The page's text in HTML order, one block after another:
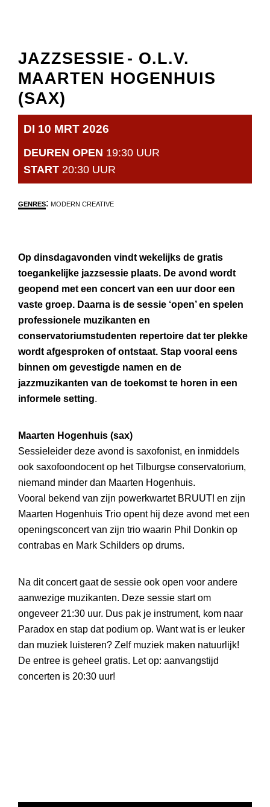
JAZZSESSIE - O.L.V.
MAARTEN HOGENHUIS
(SAX)
DI 10 MRT 2026
DEUREN OPEN 19:30 UUR
START 20:30 UUR
GENRES: MODERN CREATIVE
Op dinsdagavonden vindt wekelijks de gratis
toegankelijke jazzsessie plaats. De avond wordt
geopend met een concert van een uur door een
vaste groep. Daarna is de sessie ‘open’ en spelen
professionele muzikanten en
conservatoriumstudenten repertoire dat ter plekke
wordt afgesproken of ontstaat. Stap vooral eens
binnen om gevestigde namen en de
jazzmuzikanten van de toekomst te horen in een
informele setting.
Maarten Hogenhuis (sax)
Sessieleider deze avond is saxofonist, en inmiddels
ook saxofoondocent op het Tilburgse conservatorium,
niemand minder dan Maarten Hogenhuis.
Vooral bekend van zijn powerkwartet BRUUT! en zijn
Maarten Hogenhuis Trio opent hij deze avond met een
openingsconcert van zijn trio waarin Phil Donkin op
contrabas en Mark Schilders op drums.
Na dit concert gaat de sessie ook open voor andere
aanwezige muzikanten. Deze sessie start om
ongeveer 21:30 uur. Dus pak je instrument, kom naar
Paradox en stap dat podium op. Want wat is er leuker
dan muziek luisteren? Zelf muziek maken natuurlijk!
De entree is geheel gratis. Let op: aanvangstijd
concerten is 20:30 uur!